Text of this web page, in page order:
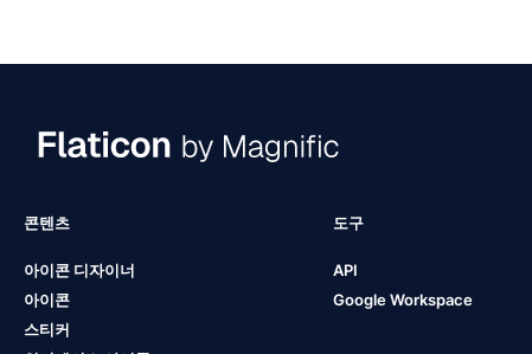
콘텐츠
아이콘 디자이너
아이콘
스티커
도구
API
Google Workspace